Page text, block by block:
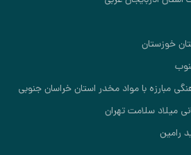
خوزستان
مبارزه با مواد مخدر استان خراسان جنوبی
میلاد سلامت تهران
رامین